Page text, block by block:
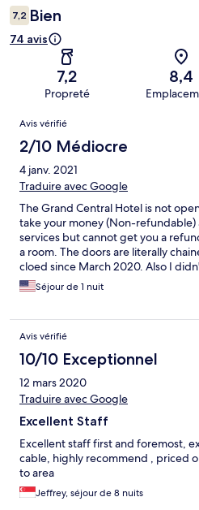
7,2 Bien
74 avis
7,2
Propreté
8,4
Avis
Avis vérifié
2/10 Médiocre
4 janv. 2021
Traduire avec Google
The Grand Central Hotel is not
take your money (Non-
services but cannot get you a
a room. The doors are literally
cloed since March 2020. Also I
myself and my family that it is right
district...oops.
Séjour de 1 nuit
Avis vérifié
10/10 Exceptionnel
12 mars 2020
Traduire avec Google
Excellent Staff
Excellent staff first and foremost,
cable, highly recommend , priced
to area
Jeffrey, séjour de 8 nuits